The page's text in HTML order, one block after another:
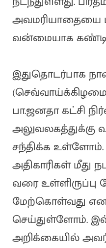
அவமரியாதையை
வன்மையாக
இதுதொடர்பாக
பா.ஜனதா கட்சி
அலுவலகத்துக்கு
சந்திக்க
அதிகாரிகள் மீது
வரை உள்ளிருப்பு
மேற்கொள்வது என
செய்துள்ளோம்.
அறிக்கையில் அவர்